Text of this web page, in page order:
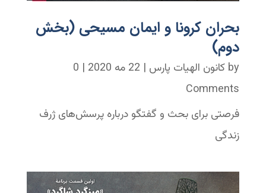
بحران کرونا و ایمان مسیحی (بخش
دوم)
by کانون الهیات پارس | 22 مه 2020
| 0
Comments
فرصتی برای بحث و گفتگو درباره پرسش‌های ژرف
زندگی